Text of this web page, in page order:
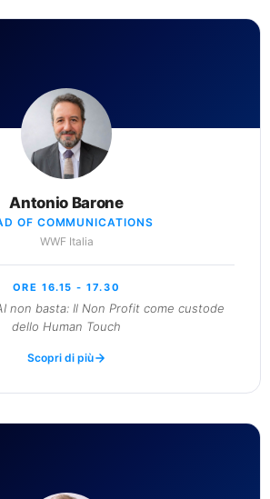
Antonio Barone
OF COMMUNICATIONS
WWF Italia
ORE 16.15 - 17.30
non basta: Il Non Profit come custode
dello Human Touch
Scopri di più